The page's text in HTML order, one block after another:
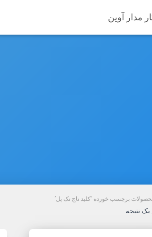
مدار آوین
برچسب خورده “کلید تاچ تک پل”
نتیجه